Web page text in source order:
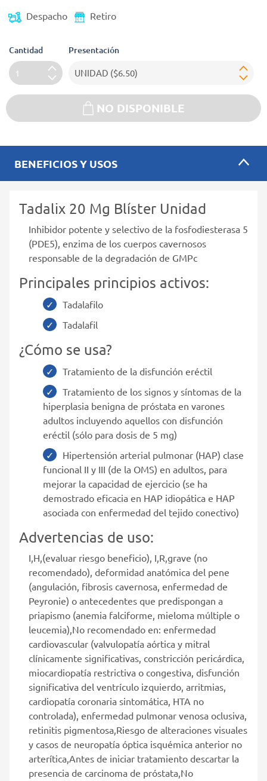
Despacho Retiro
Cantidad Presentación
NO DISPONIBLE
BENEFICIOS Y USOS
Tadalix 20 Mg Blíster Unidad
Inhibidor potente y selectivo de la fosfodiesterasa 5
(PDE5), enzima de los cuerpos cavernosos
responsable de la degradación de GMPc
Principales principios activos:
Tadalafilo
Tadalafil
¿Cómo se usa?
Tratamiento de la disfunción eréctil
Tratamiento de los signos y síntomas de la
hiperplasia benigna de próstata en varones
adultos incluyendo aquellos con disfunción
eréctil (sólo para dosis de 5 mg)
Hipertensión arterial pulmonar (HAP) clase
funcional II y III (de la OMS) en adultos, para
mejorar la capacidad de ejercicio (se ha
demostrado eficacia en HAP idiopática e HAP
asociada con enfermedad del tejido conectivo)
Advertencias de uso:
I,H,(evaluar riesgo beneficio), I,R,grave (no
recomendado), deformidad anatómica del pene
(angulación, fibrosis cavernosa, enfermedad de
Peyronie) o antecedentes que predispongan a
priapismo (anemia falciforme, mieloma múltiple o
leucemia),No recomendado en: enfermedad
cardiovascular (valvulopatía aórtica y mitral
clínicamente significativas, constricción pericárdica,
miocardiopatía restrictiva o congestiva, disfunción
significativa del ventrículo izquierdo, arritmias,
cardiopatía coronaria sintomática, HTA no
controlada), enfermedad pulmonar venosa oclusiva,
retinitis pigmentosa,Riesgo de alteraciones visuales
y casos de neuropatía óptica isquémica anterior no
arterítica,Antes de iniciar tratamiento descartar la
presencia de carcinoma de próstata,No